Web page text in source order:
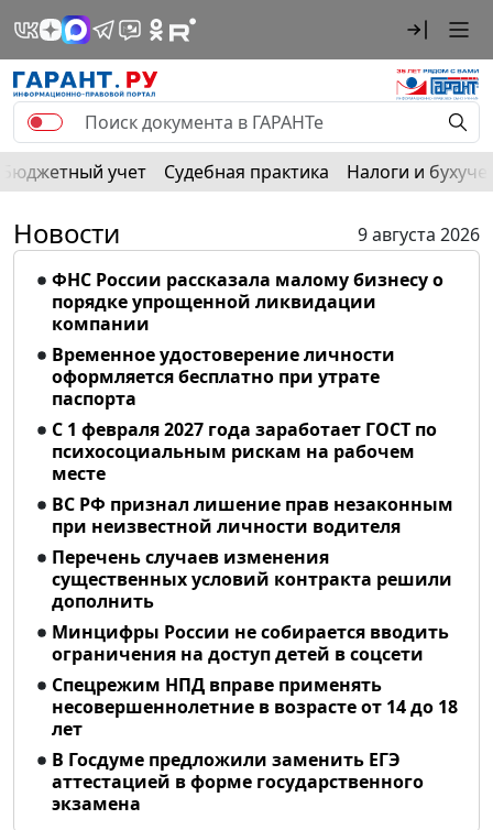
Бюджетный учет Судебная практика Налоги и
Новости
9 августа 2026
ФНС России рассказала малому бизнесу о
порядке упрощенной ликвидации
компании
Временное удостоверение личности
оформляется бесплатно при утрате
паспорта
С 1 февраля 2027 года заработает ГОСТ по
психосоциальным рискам на рабочем
месте
ВС РФ признал лишение прав незаконным
при неизвестной личности водителя
Перечень случаев изменения
существенных условий контракта решили
дополнить
Минцифры России не собирается вводить
ограничения на доступ детей в соцсети
Спецрежим НПД вправе применять
несовершеннолетние в возрасте от 14 до 18
лет
В Госдуме предложили заменить ЕГЭ
аттестацией в форме государственного
экзамена